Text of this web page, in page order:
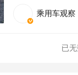
乘用车观察
已